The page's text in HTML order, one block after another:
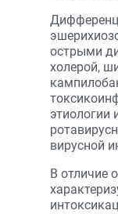
острыми
холерой,
этиологии
вирусной
В отличие